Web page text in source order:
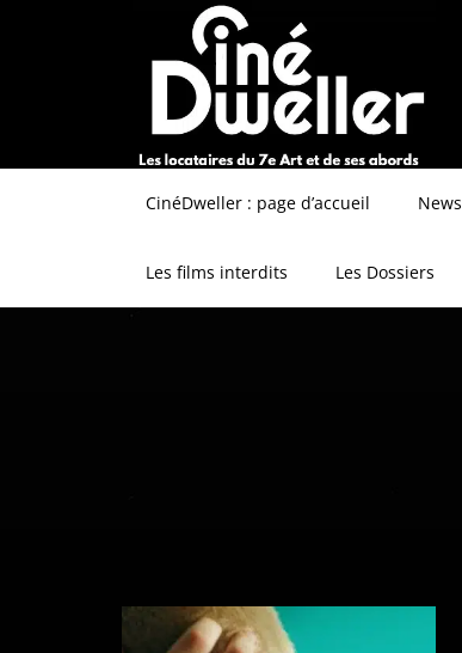
CinéDweller : page d’accueil News
Les films interdits Les Dossiers